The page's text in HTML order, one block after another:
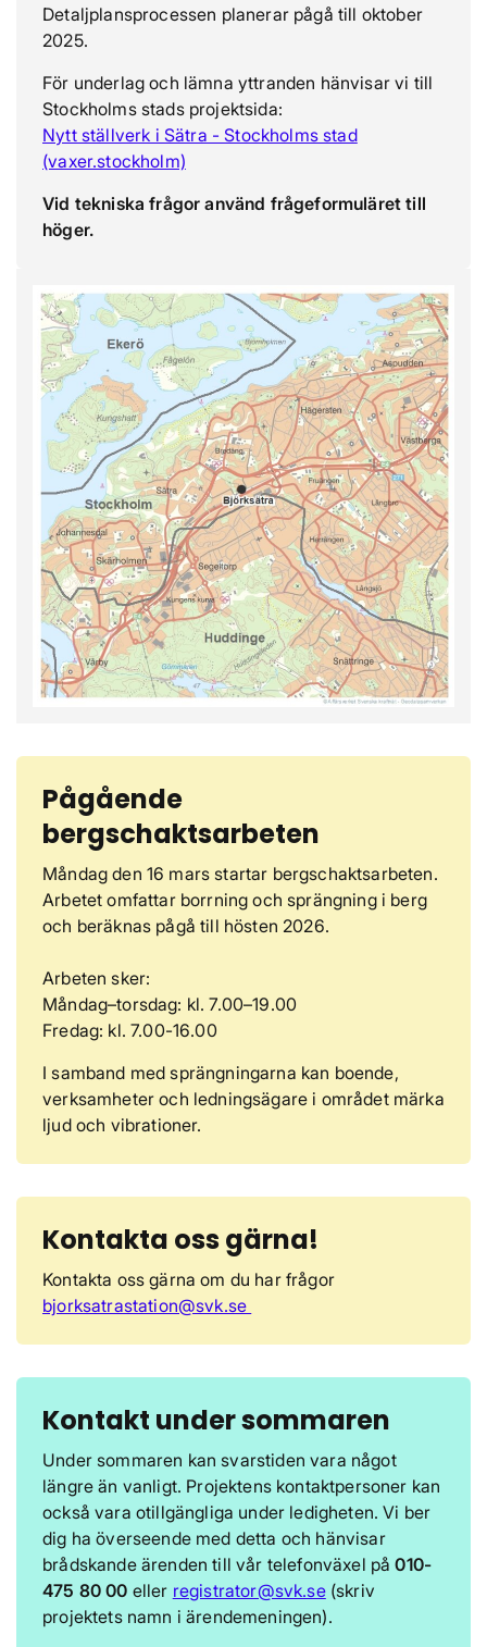
Detaljplansprocessen planerar pågå till oktober
2025.
För underlag och lämna yttranden hänvisar vi till
Stockholms stads projektsida:
Nytt ställverk i Sätra - Stockholms stad
(vaxer.stockholm)
Vid tekniska frågor använd frågeformuläret till
höger.
Pågående
bergschaktsarbeten
Måndag den 16 mars startar bergschaktsarbeten.
Arbetet omfattar borrning och sprängning i berg
och beräknas pågå till hösten 2026.
Arbeten sker:
Måndag–torsdag: kl. 7.00–19.00
Fredag: kl. 7.00-16.00
I samband med sprängningarna kan boende,
verksamheter och ledningsägare i området märka
ljud och vibrationer.
Kontakta oss gärna!
Kontakta oss gärna om du har frågor
bjorksatrastation@svk.se
Kontakt under sommaren
Under sommaren kan svarstiden vara något
längre än vanligt. Projektens kontaktpersoner kan
också vara otillgängliga under ledigheten. Vi ber
dig ha överseende med detta och hänvisar
brådskande ärenden till vår telefonväxel på010-
475 80 00 eller registrator@svk.se(skriv
projektets namn i ärendemeningen).